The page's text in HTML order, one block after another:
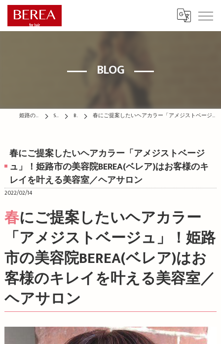
BLOG
姫路の美容院はBEREA STAFF BLOG 春にご提案したいヘアカラー「アメジストベージュ」！姫路市の美容院BEREA(ベレア)はお客様のキレイを叶える美容室／ヘアサロン
春にご提案したいヘアカラー「アメジストベージ
ュ」！姫路市の美容院BEREA(ベレア)はお客様のキ
レイを叶える美容室／ヘアサロン
2022/02/14
春にご提案したいヘアカラー
「アメジストベージュ」！姫路
市の美容院BEREA(ベレア)はお
客様のキレイを叶える美容室／
ヘアサロン